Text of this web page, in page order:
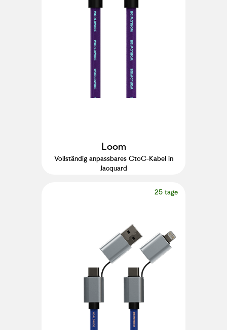
Loom
Vollständig anpassbares CtoC-Kabel in
Jacquard
25 tage